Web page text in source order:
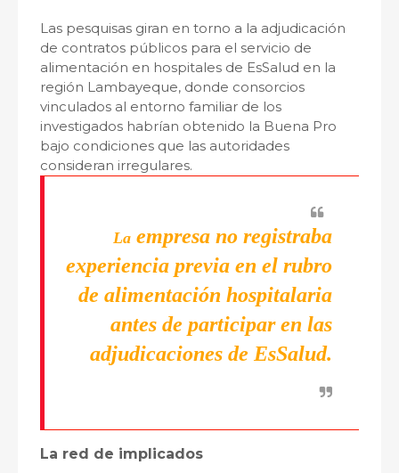
Las pesquisas giran en torno a la adjudicación
de contratos públicos para el servicio de
alimentación en hospitales de EsSalud en la
región Lambayeque, donde consorcios
vinculados al entorno familiar de los
investigados habrían obtenido la Buena Pro
bajo condiciones que las autoridades
consideran irregulares.
La empresa no registraba
experiencia previa en el rubro
de alimentación hospitalaria
antes de participar en las
adjudicaciones de EsSalud.
La red de implicados